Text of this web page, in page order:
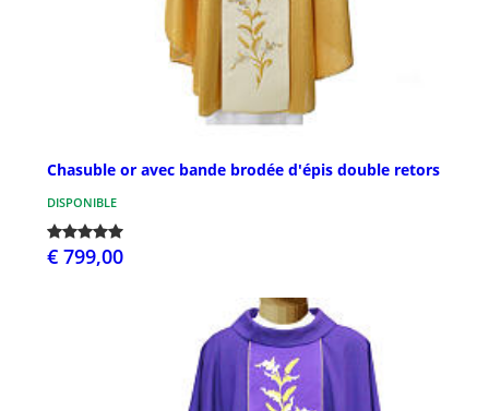
Chasuble or avec bande brodée d'épis double retors
DISPONIBLE
€ 799,00